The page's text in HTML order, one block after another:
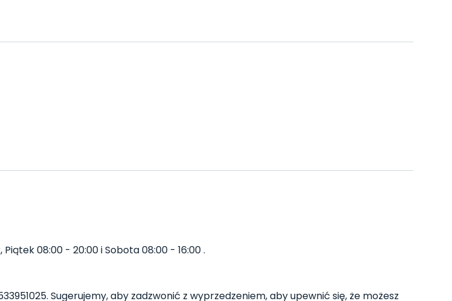
08:00 - 20:00 i Sobota 08:00 - 16:00 .
Sugerujemy, aby zadzwonić z wyprzedzeniem, aby upewnić się, że możesz